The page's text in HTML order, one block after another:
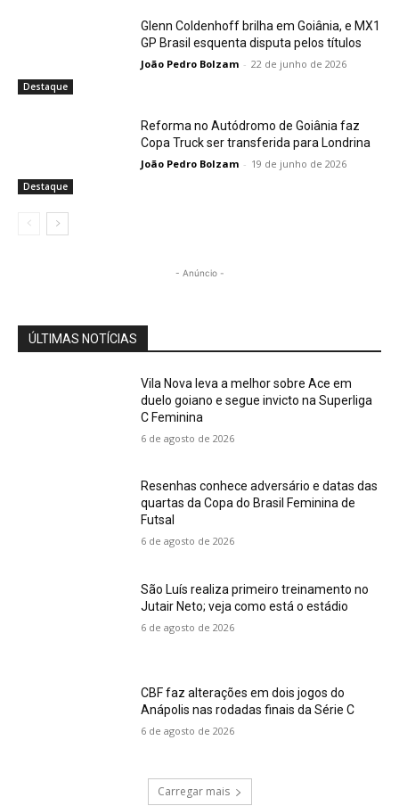
Destaque
Glenn Coldenhoff brilha em Goiânia, e MX1
GP Brasil esquenta disputa pelos títulos
João Pedro Bolzam - 22 de junho de 2026
Destaque
Reforma no Autódromo de Goiânia faz
Copa Truck ser transferida para Londrina
João Pedro Bolzam - 19 de junho de 2026
- Anúncio -
ÚLTIMAS NOTÍCIAS
Vila Nova leva a melhor sobre Ace em
duelo goiano e segue invicto na Superliga
C Feminina
6 de agosto de 2026
Resenhas conhece adversário e datas das
quartas da Copa do Brasil Feminina de
Futsal
6 de agosto de 2026
São Luís realiza primeiro treinamento no
Jutair Neto; veja como está o estádio
6 de agosto de 2026
CBF faz alterações em dois jogos do
Anápolis nas rodadas finais da Série C
6 de agosto de 2026
Carregar mais